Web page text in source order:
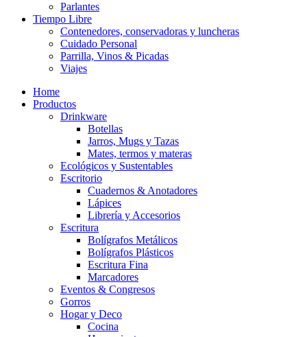
Parlantes
Tiempo Libre
Contenedores, conservadoras y luncheras
Cuidado Personal
Parrilla, Vinos & Picadas
Viajes
Home
Productos
Drinkware
Botellas
Jarros, Mugs y Tazas
Mates, termos y materas
Ecológicos y Sustentables
Escritorio
Cuadernos & Anotadores
Lápices
Librería y Accesorios
Escritura
Bolígrafos Metálicos
Bolígrafos Plásticos
Escritura Fina
Marcadores
Eventos & Congresos
Gorros
Hogar y Deco
Cocina